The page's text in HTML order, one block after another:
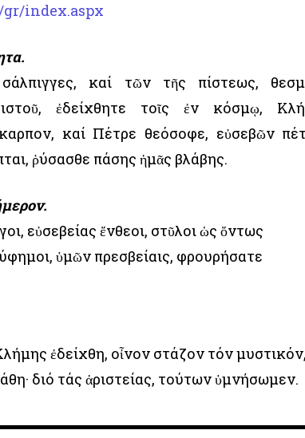
index.aspx
καί τῶν τῆς πίστεως,
ἐδείχθητε τοῖς ἐν κόσμῳ,
καί Πέτρε θεόσοφε, εὐσεβῶν
ῥύσασθε πάσης ἡμᾶς βλάβης.
εὐσεβείας ἔνθεοι, στῦλοι ὡς ὄντως
ὑμῶν πρεσβείαις, φρουρήσατε
ἐδείχθη, οἶνον στάζον τόν μυστικόν,
διό τάς ἀριστείας, τούτων ὑμνήσωμεν.